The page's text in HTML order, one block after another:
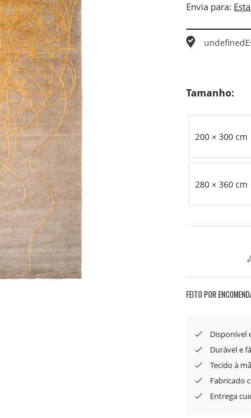
Envia para:
undefined
Tamanho:
200 × 300 cm
280 × 360 cm
FEITO POR
Disponível
Durável e
Tecido à
Fabricado
Entrega